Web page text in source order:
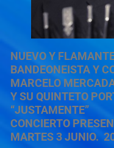
NUEVO Y
BANDEONEISTA Y
MARCELO
Y SU QUINTETO
“JUSTAMENTE”
CONCIERTO
MARTES 3 JUNIO.